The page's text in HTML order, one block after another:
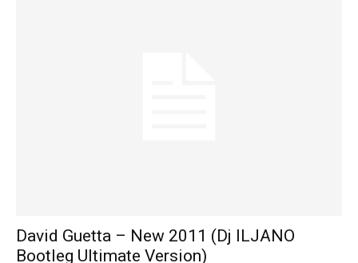
David Guetta – New 2011 (Dj ILJANO
Bootleg Ultimate Version)